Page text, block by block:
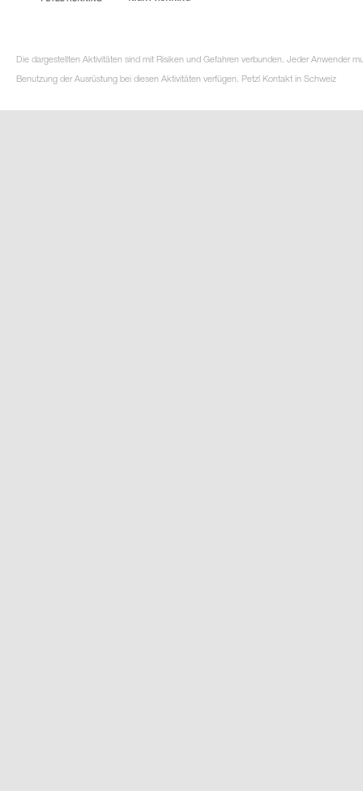
Die dargestellten Aktivitäten sind mit Risiken und Gefahren verbunden. Jeder Anwender
Benutzung der Ausrüstung bei diesen Aktivitäten verfügen. Petzl Kontakt in Schweiz